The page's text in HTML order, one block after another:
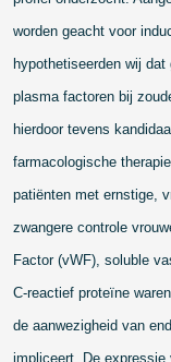
worden geacht voor
hypothetiseerden wij
plasma factoren bij
hierdoor tevens
farmacologische
patiënten met ernstige,
zwangere controle
Factor (vWF), soluble
C-reactief proteïne
de aanwezigheid van
impliceert. De expressie